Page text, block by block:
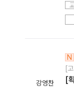
강영찬
N
[
[